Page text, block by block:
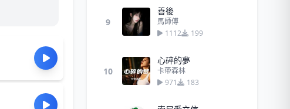
9
善後
馬師傅
1112
199
10
心碎的夢
卡帶森林
971
183